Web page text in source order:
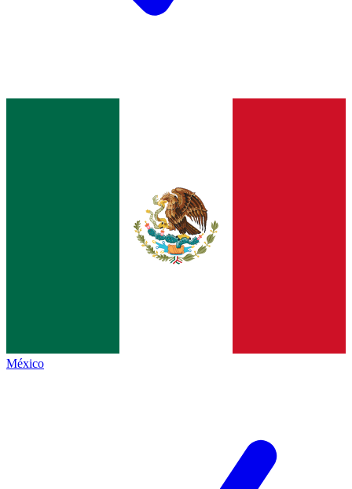
México